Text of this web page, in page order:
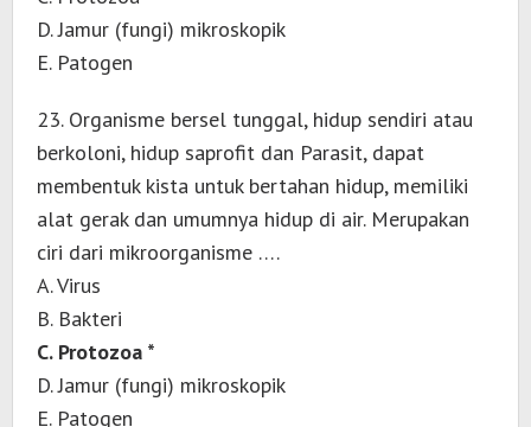
D. Jamur (fungi) mikroskopik
E. Patogen
23. Organisme bersel tunggal, hidup sendiri atau
berkoloni, hidup saprofit dan Parasit, dapat
membentuk kista untuk bertahan hidup, memiliki
alat gerak dan umumnya hidup di air. Merupakan
ciri dari mikroorganisme ….
A. Virus
B. Bakteri
C. Protozoa *
D. Jamur (fungi) mikroskopik
E. Patogen